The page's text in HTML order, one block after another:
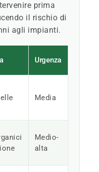
prima
il rischio di
agli impianti.
Urgenza
Media
Medio-
alta